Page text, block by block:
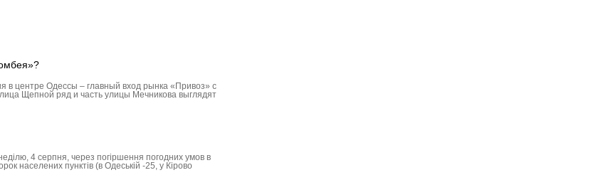
в центре Одессы – главный вход рынка «Привоз» с
Щепной ряд и часть улицы Мечникова выглядят
4 серпня, через погіршення погодних умов в
населених пунктів (в Одеській -25, у Кірово